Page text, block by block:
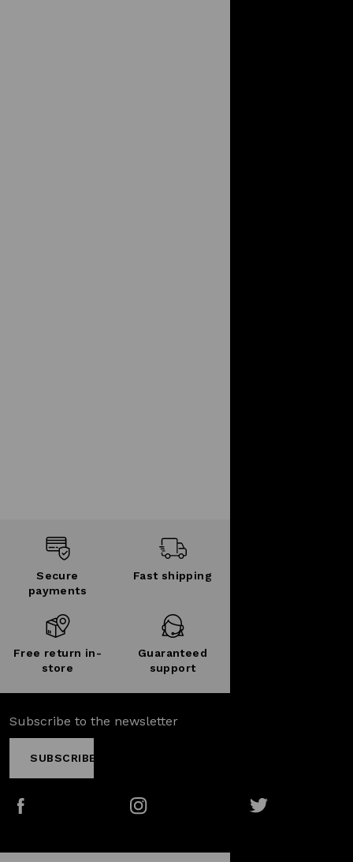
Secure
payments
Fast shipping
Free return in-
store
Guaranteed
support
Subscribe to the newsletter
SUBSCRIBE